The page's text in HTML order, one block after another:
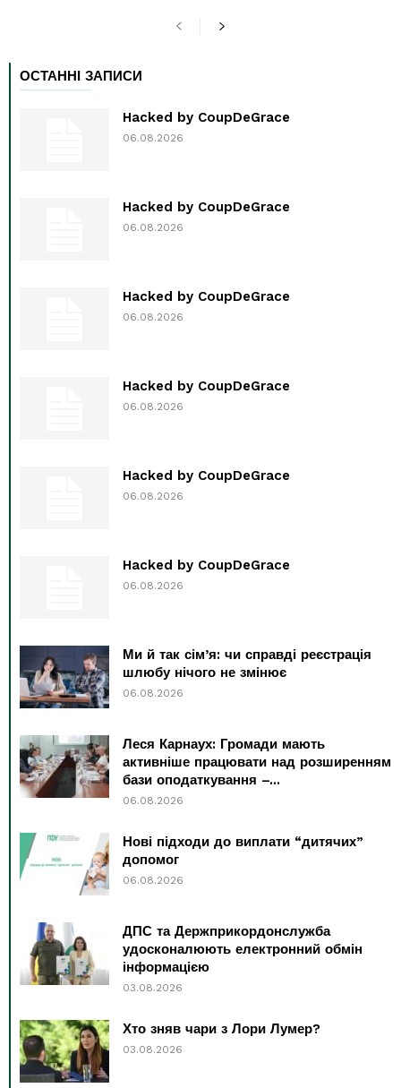
ОСТАННІ ЗАПИСИ
Hacked by CoupDeGrace
06.08.2026
Hacked by CoupDeGrace
06.08.2026
Hacked by CoupDeGrace
06.08.2026
Hacked by CoupDeGrace
06.08.2026
Hacked by CoupDeGrace
06.08.2026
Hacked by CoupDeGrace
06.08.2026
Ми й так сім’я: чи справді реєстрація
шлюбу нічого не змінює
06.08.2026
Леся Карнаух: Громади мають
активніше працювати над розширенням
бази оподаткування –...
06.08.2026
Нові підходи до виплати “дитячих”
допомог
06.08.2026
ДПС та Держприкордонслужба
удосконалюють електронний обмін
інформацією
03.08.2026
Хто зняв чари з Лори Лумер?
03.08.2026